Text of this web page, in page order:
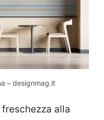
– designmag.it
alla